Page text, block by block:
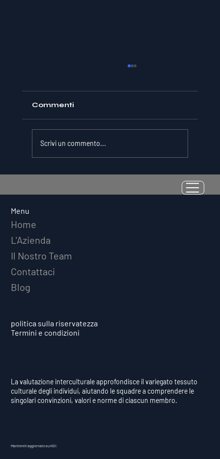
Misurabile: Perché il Quoziente di
Commenti
Scrivi un commento...
Menu
Home
L'Azienda
Il Nostro Team
Contattaci
Blog
politica sulla riservatezza
Termini e condizioni
La valutazione interculturale approfondisce il variegato tessuto
culturale degli individui, aiutando le squadre a comprendere le
singolari convinzioni, valori e norme di ciascun membro.
Mantieniti aggiornato su HDI: